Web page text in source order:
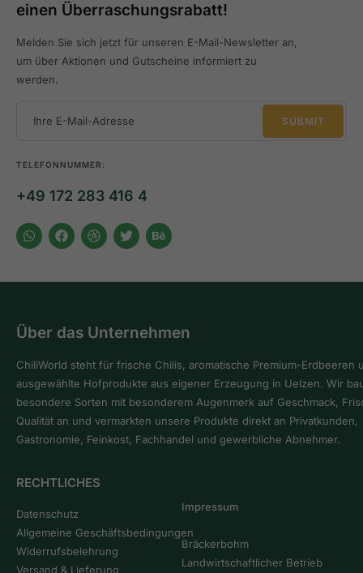
einen Überraschungsrabatt!
Melden Sie sich jetzt für unseren E-Mail-Newsletter an,
um über Aktionen und Gutscheine informiert zu
werden.
TELEFONNUMMER:
+49 172 283 416 4
Über das Unternehmen
ChiliWorld steht für frische Chilis, aromatische Premium-Erdbeeren
ausgewählte Hofprodukte aus eigener Erzeugung in Uelzen. Wir
besondere Sorten mit besonderem Augenmerk auf Geschmack,
Qualität an und vermarkten unsere Produkte direkt an Privatkunden,
Gastronomie, Feinkost, Fachhandel und gewerbliche Abnehmer.
RECHTLICHES
Datenschutz
Allgemeine Geschäftsbedingungen
Widerrufsbelehrung
Versand & Lieferung
Impressum
Bräckerbohm
Landwirtschaftlicher Betrieb